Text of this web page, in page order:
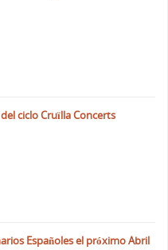
ciclo Cruïlla Concerts
Españoles el próximo Abril